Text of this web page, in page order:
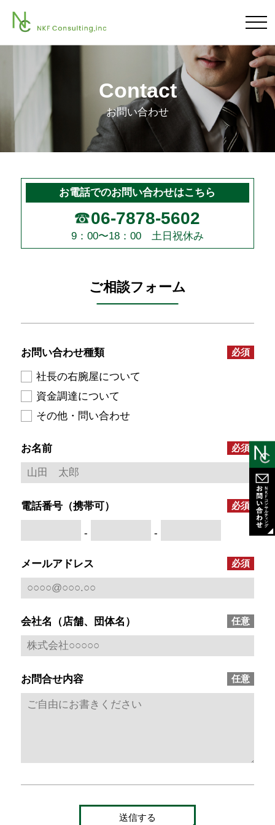
Contact
お問い合わせ
お電話でのお問い合わせはこちら
06-7878-5602
9：00〜18：00 土日祝休み
ご相談フォーム
お問い合わせ種類
社長の右腕屋について
資金調達について
その他・問い合わせ
お名前
電話番号（携帯可）
- -
メールアドレス
会社名（店舗、団体名）
お問合せ内容